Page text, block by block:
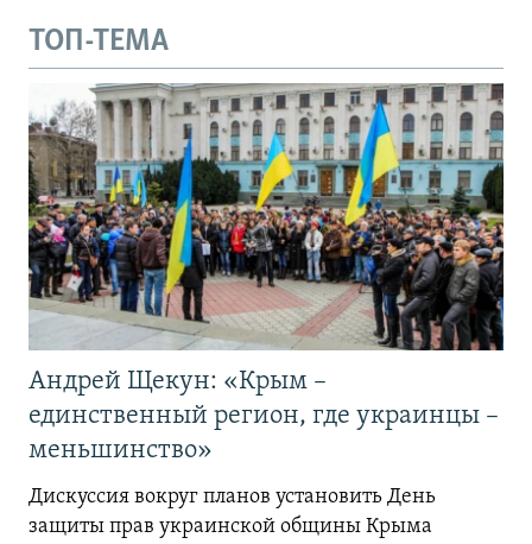
ТОП-ТЕМА
Андрей Щекун: «Крым –
единственный регион, где украинцы –
меньшинство»
Дискуссия вокруг планов установить День
защиты прав украинской общины Крыма